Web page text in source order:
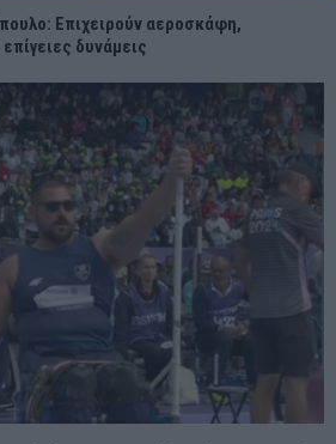
Επιχειρούν αεροσκάφη,
δυνάμεις